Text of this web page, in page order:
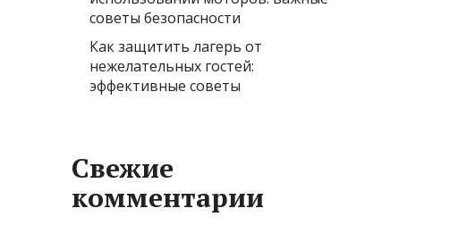
советы безопасности
Как защитить лагерь от
нежелательных гостей:
эффективные советы
Свежие
комментарии